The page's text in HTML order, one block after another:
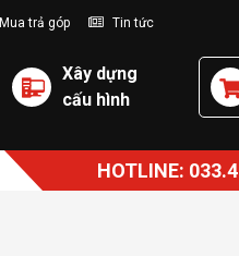
Mua trả góp Tin tức
Xây dựng
cấu hình
HOTLINE: